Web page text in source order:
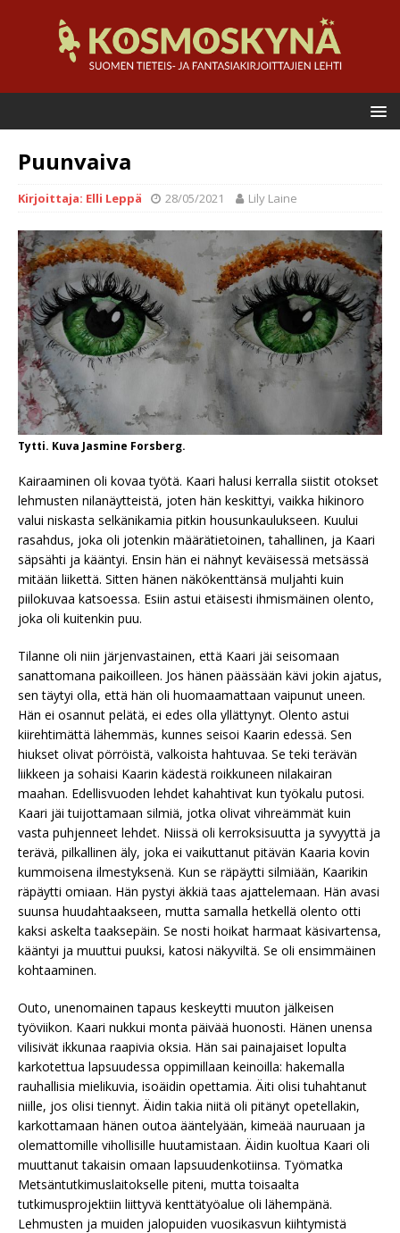
Puunvaiva
Kirjoittaja: Elli Leppä 28/05/2021 Lily Laine
Tytti. Kuva Jasmine Forsberg.
Kairaaminen oli kovaa työtä. Kaari halusi kerralla siistit otokset
lehmusten nilanäytteistä, joten hän keskittyi, vaikka hikinoro
valui niskasta selkänikamia pitkin housunkaulukseen. Kuului
rasahdus, joka oli jotenkin määrätietoinen, tahallinen, ja Kaari
säpsähti ja kääntyi. Ensin hän ei nähnyt keväisessä metsässä
mitään liikettä. Sitten hänen näkökenttänsä muljahti kuin
piilokuvaa katsoessa. Esiin astui etäisesti ihmismäinen olento,
joka oli kuitenkin puu.
Tilanne oli niin järjenvastainen, että Kaari jäi seisomaan
sanattomana paikoilleen. Jos hänen päässään kävi jokin ajatus,
sen täytyi olla, että hän oli huomaamattaan vaipunut uneen.
Hän ei osannut pelätä, ei edes olla yllättynyt. Olento astui
kiirehtimättä lähemmäs, kunnes seisoi Kaarin edessä. Sen
hiukset olivat pörröistä, valkoista hahtuvaa. Se teki terävän
liikkeen ja sohaisi Kaarin kädestä roikkuneen nilakairan
maahan. Edellisvuoden lehdet kahahtivat kun työkalu putosi.
Kaari jäi tuijottamaan silmiä, jotka olivat vihreämmät kuin
vasta puhjenneet lehdet. Niissä oli kerroksisuutta ja syvyyttä ja
terävä, pilkallinen äly, joka ei vaikuttanut pitävän Kaaria kovin
kummoisena ilmestyksenä. Kun se räpäytti silmiään, Kaarikin
räpäytti omiaan. Hän pystyi äkkiä taas ajattelemaan. Hän avasi
suunsa huudahtaakseen, mutta samalla hetkellä olento otti
kaksi askelta taaksepäin. Se nosti hoikat harmaat käsivartensa,
kääntyi ja muuttui puuksi, katosi näkyviltä. Se oli ensimmäinen
kohtaaminen.
Outo, unenomainen tapaus keskeytti muuton jälkeisen
työviikon. Kaari nukkui monta päivää huonosti. Hänen unensa
vilisivät ikkunaa raapivia oksia. Hän sai painajaiset lopulta
karkotettua lapsuudessa oppimillaan keinoilla: hakemalla
rauhallisia mielikuvia, isoäidin opettamia. Äiti olisi tuhahtanut
niille, jos olisi tiennyt. Äidin takia niitä oli pitänyt opetellakin,
karkottamaan hänen outoa ääntelyään, kimeää nauruaan ja
olemattomille vihollisille huutamistaan. Äidin kuoltua Kaari oli
muuttanut takaisin omaan lapsuudenkotiinsa. Työmatka
Metsäntutkimuslaitokselle piteni, mutta toisaalta
tutkimusprojektiin liittyvä kenttätyöalue oli lähempänä.
Lehmusten ja muiden jalopuiden vuosikasvun kiihtymistä